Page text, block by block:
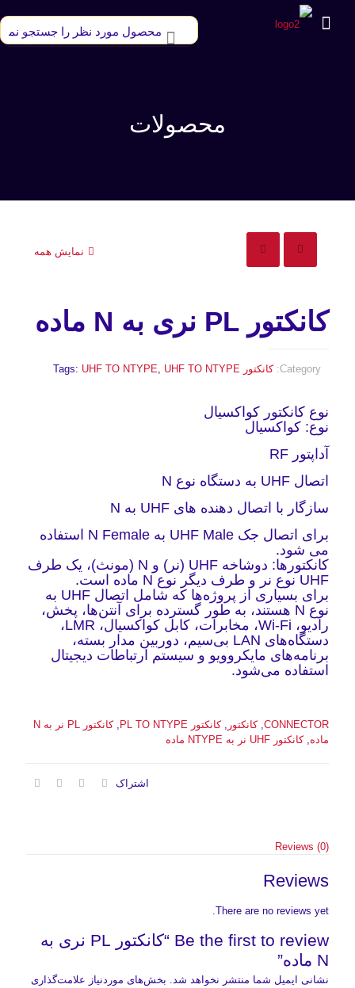
محصولات
نمایش همه
کانکتور PL نری به N ماده
نوع کانکتور کواکسیال
نوع: کواکسیال
آداپتور RF
اتصال UHF به دستگاه نوع N
سازگار با اتصال دهنده های UHF به N
برای اتصال جک UHF Male به N Female استفاده
می شود.
کانکتورها: دوشاخه UHF (نر) و N (مونث)، یک طرف
UHF نوع نر و طرف دیگر نوع N ماده است.
برای بسیاری از پروژه‌ها که شامل اتصال UHF به
نوع N هستند، به طور گسترده برای آنتن‌ها، پخش،
رادیو، Wi-Fi، مخابرات، کابل کواکسیال، LMR،
دستگاه‌های LAN بی‌سیم، دوربین مدار بسته،
برنامه‌های مایکروویو و سیستم ارتباطات دیجیتال
استفاده می‌شود.
Category: کانکتور Tags: UHF TO NTYPE, UHF TO NTYPE
CONNECTOR
,کانکتور ,کانکتور PL TO NTYPE ,
کانکتور PL نر به N
ماده,کانکتور UHF نر به NTYPE ماده
اشتراک
Reviews (0)
Reviews
There are no reviews yet.
Be the first to review “کانکتور PL نری به
N ماده”
نشانی ایمیل شما منتشر نخواهد شد. بخش‌های موردنیاز علامت‌گذاری